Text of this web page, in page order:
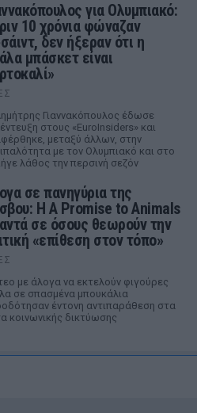
για Ολυμπιακό:
10 χρόνια φώναζαν
δεν ήξεραν ότι η
μπάσκετ είναι
Γιαννακόπουλος έδωσε
στους «EuroInsiders» και
μεταξύ άλλων, στην
με τον Ολυμπιακό και στο
λάθος την περσινή σεζόν
σε πανηγύρια της
Η A Promise to Animals
σε όσους θεωρούν την
«επίθεση στον τόπο»
με άλογα να εκτελούν φιγούρες
σε σπασμένα μπουκάλια
έντονη αντιπαράθεση στα
κοινωνικής δικτύωσης